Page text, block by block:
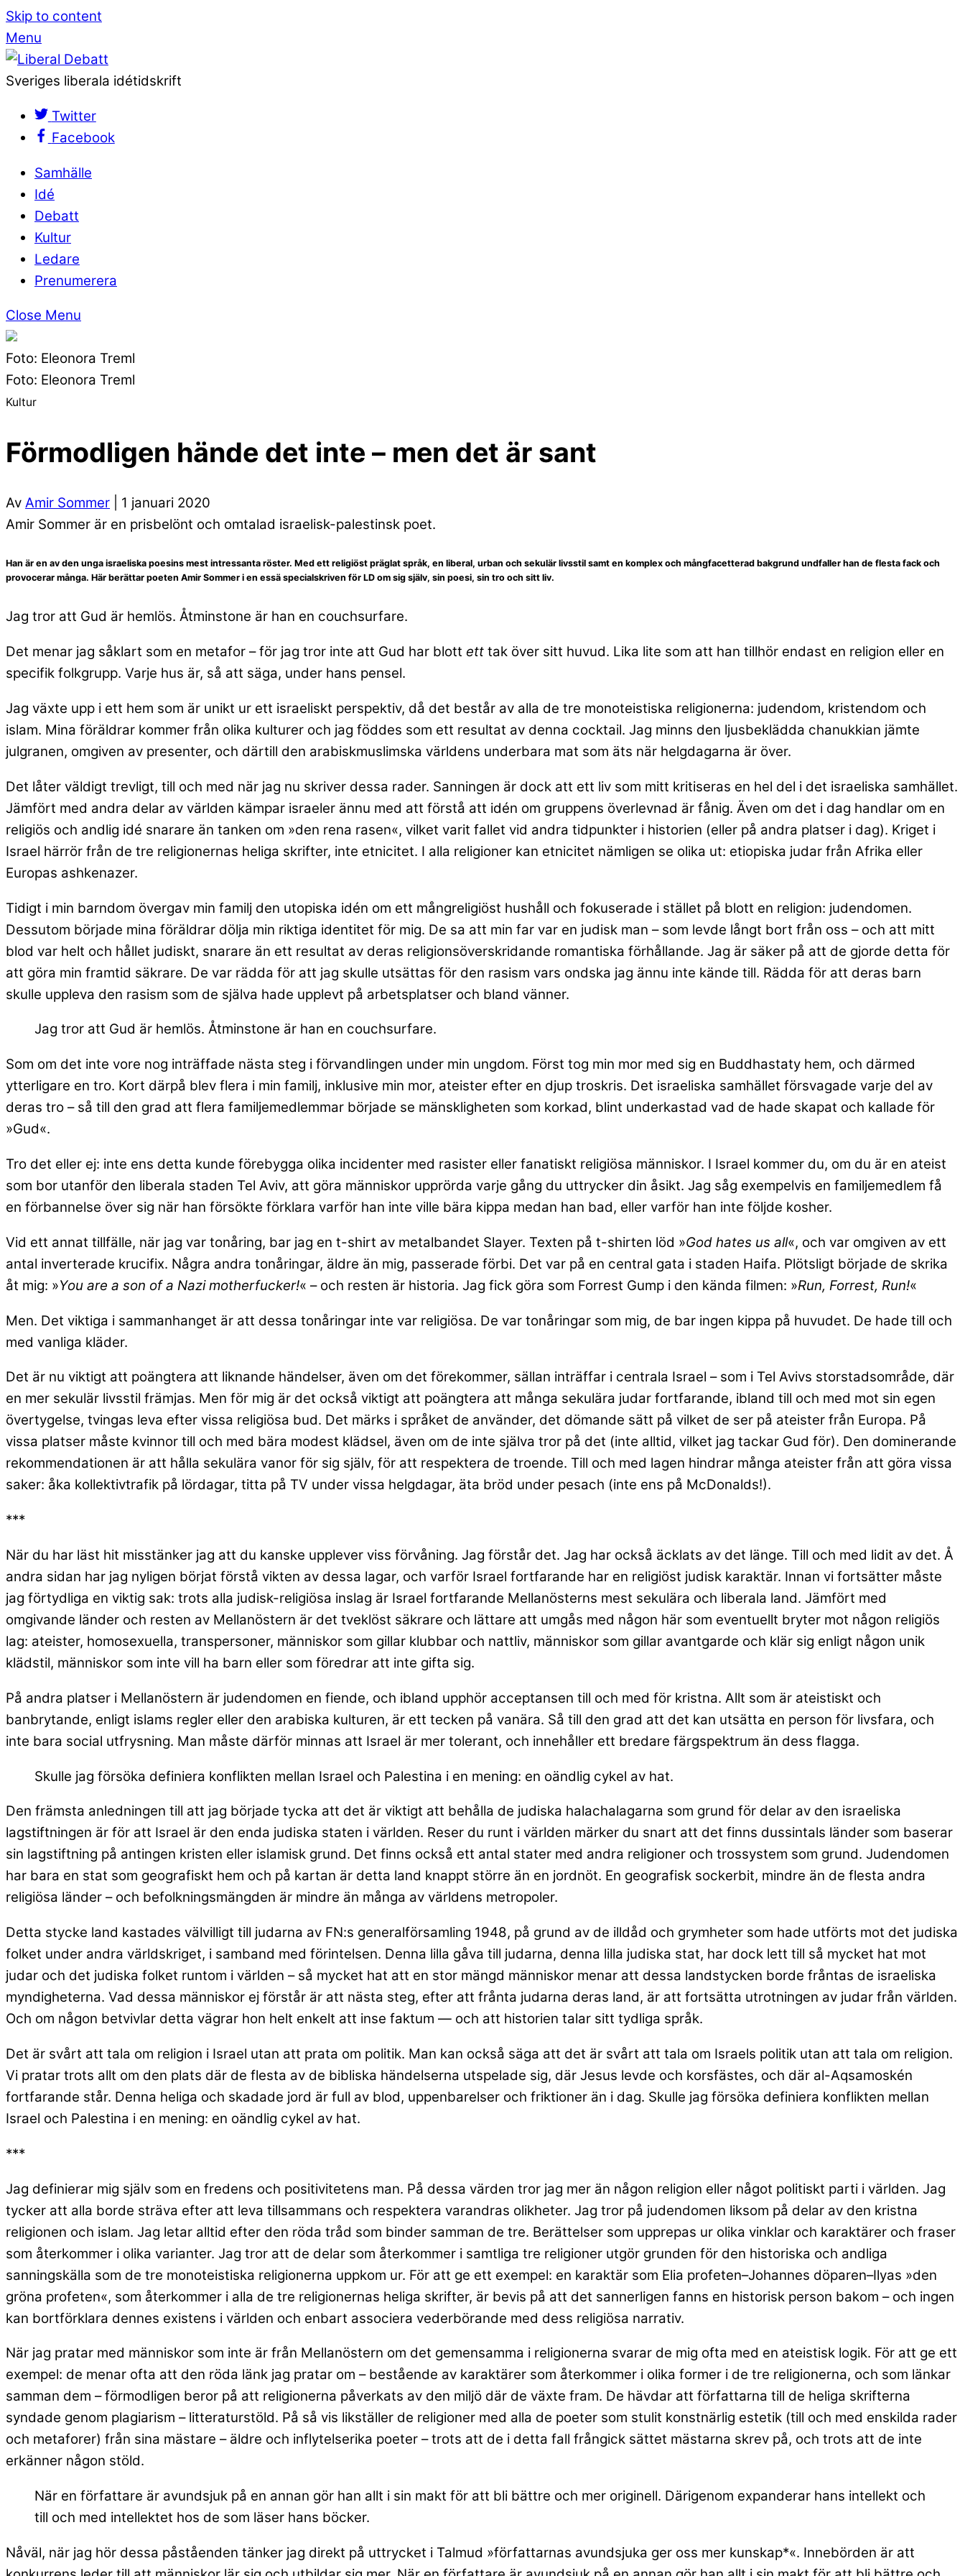
Skip to content
Menu
Sveriges liberala idétidskrift
Twitter
Facebook
Samhälle
Idé
Debatt
Kultur
Ledare
Prenumerera
Close Menu
Foto: Eleonora Treml
Foto: Eleonora Treml
Kultur
Förmodligen hände det inte – men det är sant
Av Amir Sommer | 1 januari 2020
Amir Sommer är en prisbelönt och omtalad israelisk-palestinsk poet.
Han är en av den unga israeliska poesins mest intressanta röster. Med ett religiöst präglat språk, en liberal, urban och sekulär livsstil samt en komplex och mångfacetterad bakgrund undfaller han de flesta fack och
provocerar många. Här berättar poeten Amir Sommer i en essä specialskriven för LD om sig själv, sin poesi, sin tro och sitt liv.
Jag tror att Gud är hemlös. Åtminstone är han en couchsurfare.
Det menar jag såklart som en metafor – för jag tror inte att Gud har blott ett tak över sitt huvud. Lika lite som att han tillhör endast en religion eller en
specifik folkgrupp. Varje hus är, så att säga, under hans pensel.
Jag växte upp i ett hem som är unikt ur ett israeliskt perspektiv, då det består av alla de tre monoteistiska religionerna: judendom, kristendom och
islam. Mina föräldrar kommer från olika kulturer och jag föddes som ett resultat av denna cocktail. Jag minns den ljusbeklädda chanukkian jämte
julgranen, omgiven av presenter, och därtill den arabiskmuslimska världens underbara mat som äts när helgdagarna är över.
Det låter väldigt trevligt, till och med när jag nu skriver dessa rader. Sanningen är dock att ett liv som mitt kritiseras en hel del i det israeliska samhället.
Jämfört med andra delar av världen kämpar israeler ännu med att förstå att idén om gruppens överlevnad är fånig. Även om det i dag handlar om en
religiös och andlig idé snarare än tanken om »den rena rasen«, vilket varit fallet vid andra tidpunkter i historien (eller på andra platser i dag). Kriget i
Israel härrör från de tre religionernas heliga skrifter, inte etnicitet. I alla religioner kan etnicitet nämligen se olika ut: etiopiska judar från Afrika eller
Europas ashkenazer.
Tidigt i min barndom övergav min familj den utopiska idén om ett mångreligiöst hushåll och fokuserade i stället på blott en religion: judendomen.
Dessutom började mina föräldrar dölja min riktiga identitet för mig. De sa att min far var en judisk man – som levde långt bort från oss – och att mitt
blod var helt och hållet judiskt, snarare än ett resultat av deras religionsöverskridande romantiska förhållande. Jag är säker på att de gjorde detta för
att göra min framtid säkrare. De var rädda för att jag skulle utsättas för den rasism vars ondska jag ännu inte kände till. Rädda för att deras barn
skulle uppleva den rasism som de själva hade upplevt på arbetsplatser och bland vänner.
Jag tror att Gud är hemlös. Åtminstone är han en couchsurfare.
Som om det inte vore nog inträffade nästa steg i förvandlingen under min ungdom. Först tog min mor med sig en Buddhastaty hem, och därmed
ytterligare en tro. Kort därpå blev flera i min familj, inklusive min mor, ateister efter en djup troskris. Det israeliska samhället försvagade varje del av
deras tro – så till den grad att flera familjemedlemmar började se mänskligheten som korkad, blint underkastad vad de hade skapat och kallade för
»Gud«.
Tro det eller ej: inte ens detta kunde förebygga olika incidenter med rasister eller fanatiskt religiösa människor. I Israel kommer du, om du är en ateist
som bor utanför den liberala staden Tel Aviv, att göra människor upprörda varje gång du uttrycker din åsikt. Jag såg exempelvis en familjemedlem få
en förbannelse över sig när han försökte förklara varför han inte ville bära kippa medan han bad, eller varför han inte följde kosher.
Vid ett annat tillfälle, när jag var tonåring, bar jag en t-shirt av metalbandet Slayer. Texten på t-shirten löd »God hates us all«, och var omgiven av ett
antal inverterade krucifix. Några andra tonåringar, äldre än mig, passerade förbi. Det var på en central gata i staden Haifa. Plötsligt började de skrika
åt mig: »You are a son of a Nazi motherfucker!« – och resten är historia. Jag fick göra som Forrest Gump i den kända filmen: »Run, Forrest, Run!«
Men. Det viktiga i sammanhanget är att dessa tonåringar inte var religiösa. De var tonåringar som mig, de bar ingen kippa på huvudet. De hade till och
med vanliga kläder.
Det är nu viktigt att poängtera att liknande händelser, även om det förekommer, sällan inträffar i centrala Israel – som i Tel Avivs storstadsområde, där
en mer sekulär livsstil främjas. Men för mig är det också viktigt att poängtera att många sekulära judar fortfarande, ibland till och med mot sin egen
övertygelse, tvingas leva efter vissa religiösa bud. Det märks i språket de använder, det dömande sätt på vilket de ser på ateister från Europa. På
vissa platser måste kvinnor till och med bära modest klädsel, även om de inte själva tror på det (inte alltid, vilket jag tackar Gud för). Den dominerande
rekommendationen är att hålla sekulära vanor för sig själv, för att respektera de troende. Till och med lagen hindrar många ateister från att göra vissa
saker: åka kollektivtrafik på lördagar, titta på TV under vissa helgdagar, äta bröd under pesach (inte ens på McDonalds!).
***
När du har läst hit misstänker jag att du kanske upplever viss förvåning. Jag förstår det. Jag har också äcklats av det länge. Till och med lidit av det. Å
andra sidan har jag nyligen börjat förstå vikten av dessa lagar, och varför Israel fortfarande har en religiöst judisk karaktär. Innan vi fortsätter måste
jag förtydliga en viktig sak: trots alla judisk-religiösa inslag är Israel fortfarande Mellanösterns mest sekulära och liberala land. Jämfört med
omgivande länder och resten av Mellanöstern är det tveklöst säkrare och lättare att umgås med någon här som eventuellt bryter mot någon religiös
lag: ateister, homosexuella, transpersoner, människor som gillar klubbar och nattliv, människor som gillar avantgarde och klär sig enligt någon unik
klädstil, människor som inte vill ha barn eller som föredrar att inte gifta sig.
På andra platser i Mellanöstern är judendomen en fiende, och ibland upphör acceptansen till och med för kristna. Allt som är ateistiskt och
banbrytande, enligt islams regler eller den arabiska kulturen, är ett tecken på vanära. Så till den grad att det kan utsätta en person för livsfara, och
inte bara social utfrysning. Man måste därför minnas att Israel är mer tolerant, och innehåller ett bredare färgspektrum än dess flagga.
Skulle jag försöka definiera konflikten mellan Israel och Palestina i en mening: en oändlig cykel av hat.
Den främsta anledningen till att jag började tycka att det är viktigt att behålla de judiska halachalagarna som grund för delar av den israeliska
lagstiftningen är för att Israel är den enda judiska staten i världen. Reser du runt i världen märker du snart att det finns dussintals länder som baserar
sin lagstiftning på antingen kristen eller islamisk grund. Det finns också ett antal stater med andra religioner och trossystem som grund. Judendomen
har bara en stat som geografiskt hem och på kartan är detta land knappt större än en jordnöt. En geografisk sockerbit, mindre än de flesta andra
religiösa länder – och befolkningsmängden är mindre än många av världens metropoler.
Detta stycke land kastades välvilligt till judarna av FN:s generalförsamling 1948, på grund av de illdåd och grymheter som hade utförts mot det judiska
folket under andra världskriget, i samband med förintelsen. Denna lilla gåva till judarna, denna lilla judiska stat, har dock lett till så mycket hat mot
judar och det judiska folket runtom i världen – så mycket hat att en stor mängd människor menar att dessa landstycken borde fråntas de israeliska
myndigheterna. Vad dessa människor ej förstår är att nästa steg, efter att frånta judarna deras land, är att fortsätta utrotningen av judar från världen.
Och om någon betvivlar detta vägrar hon helt enkelt att inse faktum — och att historien talar sitt tydliga språk.
Det är svårt att tala om religion i Israel utan att prata om politik. Man kan också säga att det är svårt att tala om Israels politik utan att tala om religion.
Vi pratar trots allt om den plats där de flesta av de bibliska händelserna utspelade sig, där Jesus levde och korsfästes, och där al-Aqsamoskén
fortfarande står. Denna heliga och skadade jord är full av blod, uppenbarelser och friktioner än i dag. Skulle jag försöka definiera konflikten mellan
Israel och Palestina i en mening: en oändlig cykel av hat.
***
Jag definierar mig själv som en fredens och positivitetens man. På dessa värden tror jag mer än någon religion eller något politiskt parti i världen. Jag
tycker att alla borde sträva efter att leva tillsammans och respektera varandras olikheter. Jag tror på judendomen liksom på delar av den kristna
religionen och islam. Jag letar alltid efter den röda tråd som binder samman de tre. Berättelser som upprepas ur olika vinklar och karaktärer och fraser
som återkommer i olika varianter. Jag tror att de delar som återkommer i samtliga tre religioner utgör grunden för den historiska och andliga
sanningskälla som de tre monoteistiska religionerna uppkom ur. För att ge ett exempel: en karaktär som Elia profeten–Johannes döparen–Ilyas »den
gröna profeten«, som återkommer i alla de tre religionernas heliga skrifter, är bevis på att det sannerligen fanns en historisk person bakom – och ingen
kan bortförklara dennes existens i världen och enbart associera vederbörande med dess religiösa narrativ.
När jag pratar med människor som inte är från Mellanöstern om det gemensamma i religionerna svarar de mig ofta med en ateistisk logik. För att ge ett
exempel: de menar ofta att den röda länk jag pratar om – bestående av karaktärer som återkommer i olika former i de tre religionerna, och som länkar
samman dem – förmodligen beror på att religionerna påverkats av den miljö där de växte fram. De hävdar att författarna till de heliga skrifterna
syndade genom plagiarism – litteraturstöld. På så vis likställer de religioner med alla de poeter som stulit konstnärlig estetik (till och med enskilda rader
och metaforer) från sina mästare – äldre och inflytelserika poeter – trots att de i detta fall frångick sättet mästarna skrev på, och trots att de inte
erkänner någon stöld.
När en författare är avundsjuk på en annan gör han allt i sin makt för att bli bättre och mer originell. Därigenom expanderar hans intellekt och
till och med intellektet hos de som läser hans böcker.
Nåväl, när jag hör dessa påståenden tänker jag direkt på uttrycket i Talmud »författarnas avundsjuka ger oss mer kunskap*«. Innebörden är att